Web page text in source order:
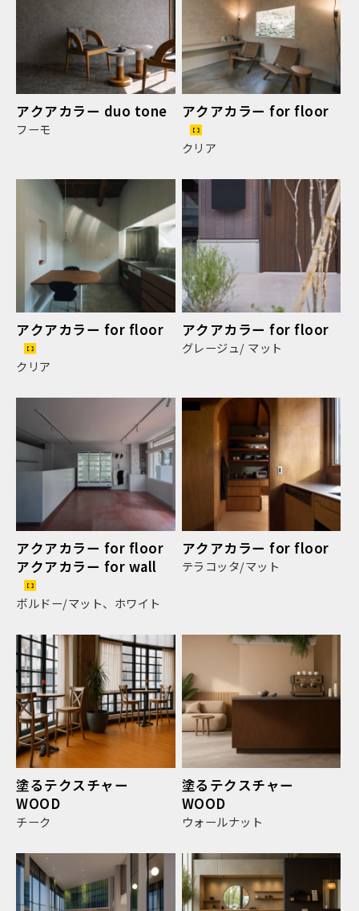
アクアカラー duo tone
フーモ
アクアカラー for floor
クリア
アクアカラー for floor
クリア
アクアカラー for floor
グレージュ/ マット
アクアカラー for floor
アクアカラー for wall
ボルドー/マット、ホワイト
アクアカラー for floor
テラコッタ/マット
塗るテクスチャー
WOOD
チーク
塗るテクスチャー
WOOD
ウォールナット